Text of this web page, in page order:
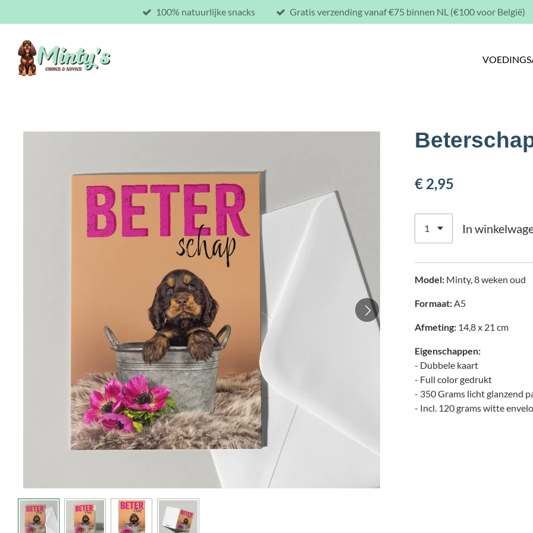
direct
naar
hoofdinhoud
100% natuurlijke snacks Gratis verzending vanaf €75 binnen NL (€100 voor België)
€ 2,95
In
Model: Minty, 8 weken oud
Formaat: A5
Afmeting: 14,8 x 21 cm
Eigenschappen:
- Dubbele kaart
- Full color gedrukt
- 350 Grams licht glanzend
- Incl. 120 grams witte